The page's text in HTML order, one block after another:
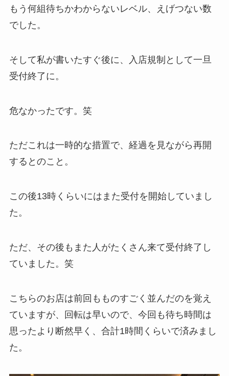
もう何組待ちかわからないレベル、えげつない数
でした。
そして私が書いたすぐ後に、入店規制として一旦
受付終了に。
危なかったです。笑
ただこれは一時的な措置で、経過を見ながら再開
するとのこと。
この後13時くらいにはまた受付を開始していまし
た。
ただ、その後もまた人がたくさん来て受付終了し
ていました。笑
こちらのお店は前回もものすごく並んだのを覚え
ていますが、回転は早いので、今回も待ち時間は
思ったより断然早く、合計1時間くらいで済みまし
た。